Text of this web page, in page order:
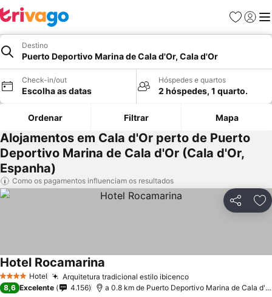
Favoritos
Iniciar
Destino
Puerto Deportivo Marina de Cala d'Or, Cala d'Or
Check-in/out
Escolha as datas
Hóspedes e quartos
2 hóspedes, 1 quarto.
Ordenar Filtrar Mapa
Alojamentos em Cala d'Or perto de Puerto
Deportivo Marina de Cala d'Or (Cala d'Or,
Espanha)
Como os pagamentos influenciam os resultados
Partilhar
4 EstrelasHotel Arquitetura tradicional estilo ibicenco
Hotel Rocamarina
8,6 Excelente 4.156 a 0.8 km de Puerto Deportivo Marina de Cala d'Or